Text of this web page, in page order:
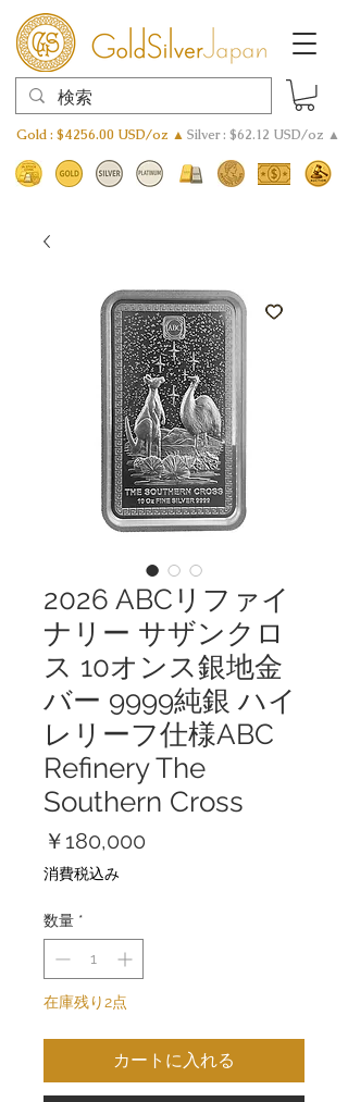
Gold : $4256.00 USD/oz ▲ Silver : $62.12 USD/oz ▲
2026 ABCリファイ
ナリー サザンクロ
ス 10オンス銀地金
バー 9999純銀 ハイ
レリーフ仕様ABC
Refinery The
Southern Cross
￥180,000
消費税込み
数量 *
在庫残り2点
カートに入れる